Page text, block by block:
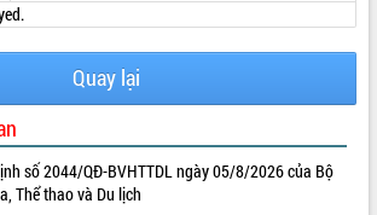
Quay lại
số 2044/QĐ-BVHTTDL ngày 05/8/2026 của Bộ
Thể thao và Du lịch